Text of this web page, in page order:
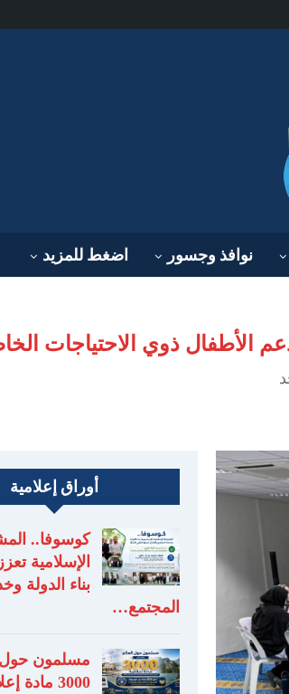
نوافذ وجسور اضغط للمزيد
الأطفال ذوي الاحتياجات
أوراق إعلامية
كوسوفا..
الإسلامية
بناء الدولة
المجتمع…
مسلمون حول
3000